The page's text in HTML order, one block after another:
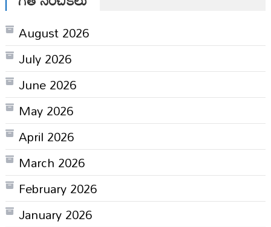
August 2026
July 2026
June 2026
May 2026
April 2026
March 2026
February 2026
January 2026